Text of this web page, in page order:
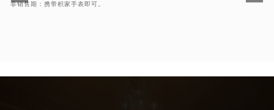
非销售期：携带积家手表即可。